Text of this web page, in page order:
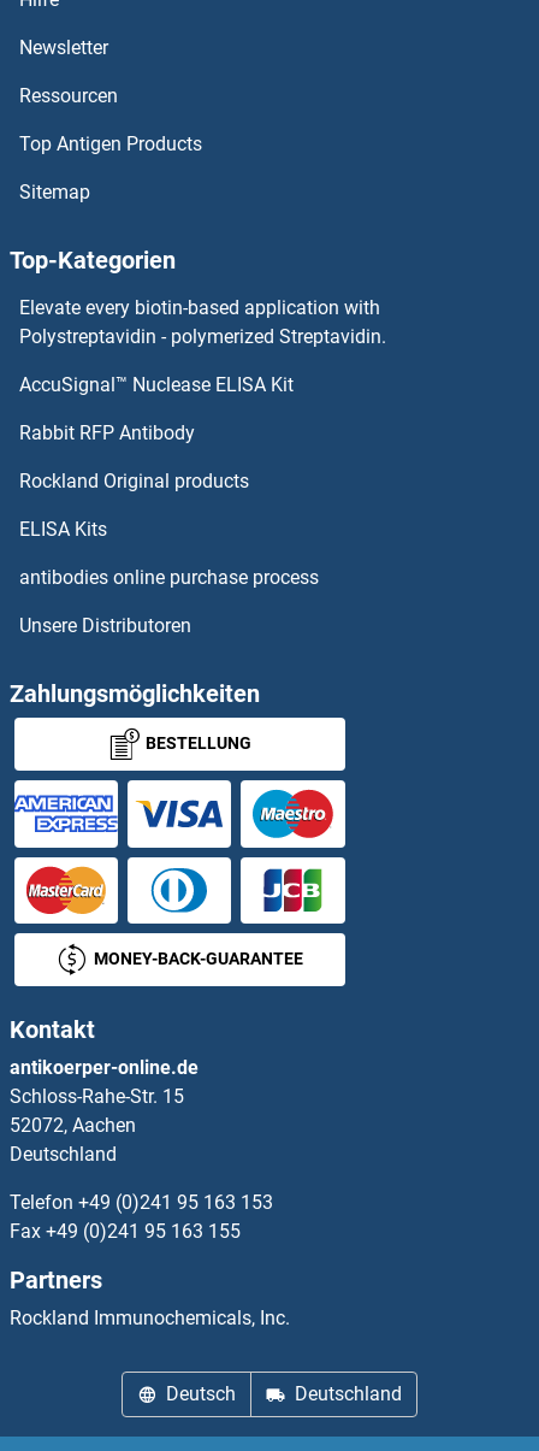
Parkinson Protein 7 ELISA Kits
Parkin ELISA Kits
PARG ELISA Kits
Parathymosin ELISA Kits
Paralemmin ELISA Kits
PAR1 ELISA Kits
Paxillin ELISA Kits
PBK ELISA Kits
PBLD1 ELISA Kits
PBX1 ELISA Kits
PC ELISA Kits
PCBP1 ELISA Kits
PCCB ELISA Kits
PCDH15 ELISA Kits
PCDH17 ELISA Kits
PCDH20 ELISA Kits
PCDH21 ELISA Kits
PCDHA1 ELISA Kits
PCDHB15 ELISA Kits
PCDHb2 ELISA Kits
Newsletter
Ressourcen
Top Antigen Products
Sitemap
Top-Kategorien
Elevate every biotin-based application with
Polystreptavidin - polymerized Streptavidin.
AccuSignal™ Nuclease ELISA Kit
Rabbit RFP Antibody
Rockland Original products
ELISA Kits
antibodies online purchase process
Unsere Distributoren
Zahlungsmöglichkeiten
BESTELLUNG
MONEY-BACK-GUARANTEE
Kontakt
antikoerper-online.de
Schloss-Rahe-Str. 15
52072, Aachen
Deutschland
Telefon +49 (0)241 95 163 153
Fax +49 (0)241 95 163 155
Partners
Rockland Immunochemicals, Inc.
Deutsch Deutschland